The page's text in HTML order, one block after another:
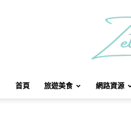
首頁 旅遊美食 網路資源